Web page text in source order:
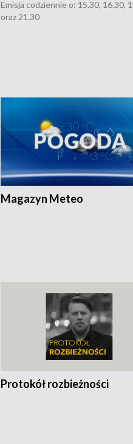
Emisja codziennie o: 15.30, 16.30,
oraz 21.30
Magazyn Meteo
Protokół rozbieżności